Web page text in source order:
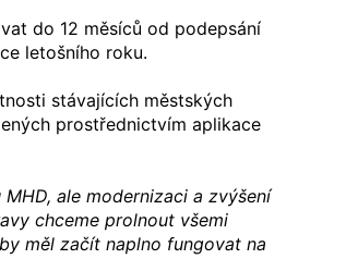
do 12 měsíců od podepsání
letošního roku.
stávajících městských
prostřednictvím aplikace
ale modernizaci a zvýšení
chceme prolnout všemi
měl začít naplno fungovat na